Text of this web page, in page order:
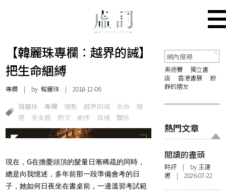
【韓麗珠專欄︰越界的誡】
把生命綑縛
專欄 | by韓麗珠 | 2018-12-06
韓麗珠 專欄 頭髮 越界的誡 生命
規
限
安全感 散文 創作 母親 關係
現在，G在擔憂頭頂的髮量日漸稀疏的同時，
總是向我憶述，多年前那一段準備會考的日
子，她如何日夜坐在書桌前，一邊溫習考試範
奧德賽
獨立書
店
香港書展
寂
靜的朋友
熱門文章
閱讀的盡頭
時評 | by 王建
鏗 | 2026-07-22